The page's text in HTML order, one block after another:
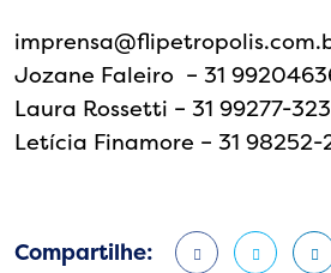
Jozane Faleiro – 31
Laura Rossetti – 31 99277-
Letícia Finamore – 31
Compartilhe: